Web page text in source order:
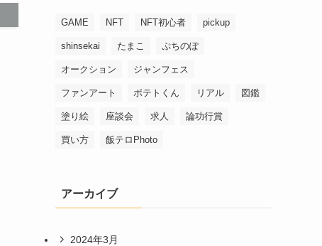
GAME NFT NFT初心者 pickup
shinsekai たまこ ぷちのぽ
オークション ジャンフェス
ファンアート ポテトくん リアル 図鑑
塗り絵 座談会 求人 論功行賞
買い方 飯テロPhoto
アーカイブ
2024年3月